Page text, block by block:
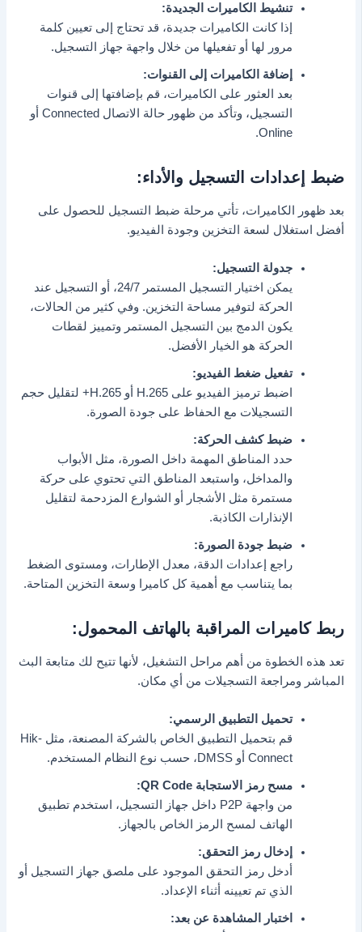
تنشيط الكاميرات الجديدة:
إذا كانت الكاميرات جديدة، قد تحتاج إلى تعيين كلمة
مرور لها أو تفعيلها من خلال واجهة جهاز التسجيل.
إضافة الكاميرات إلى القنوات:
بعد العثور على الكاميرات، قم بإضافتها إلى قنوات
التسجيل، وتأكد من ظهور حالة الاتصال Connected أو
Online.
ضبط إعدادات التسجيل والأداء:
بعد ظهور الكاميرات، تأتي مرحلة ضبط التسجيل للحصول على
أفضل استغلال لسعة التخزين وجودة الفيديو.
جدولة التسجيل:
يمكن اختيار التسجيل المستمر 24/7، أو التسجيل عند
الحركة لتوفير مساحة التخزين. وفي كثير من الحالات،
يكون الدمج بين التسجيل المستمر وتمييز لقطات
الحركة هو الخيار الأفضل.
تفعيل ضغط الفيديو:
اضبط ترميز الفيديو على H.265 أو H.265+ لتقليل حجم
التسجيلات مع الحفاظ على جودة الصورة.
ضبط كشف الحركة:
حدد المناطق المهمة داخل الصورة، مثل الأبواب
والمداخل، واستبعد المناطق التي تحتوي على حركة
مستمرة مثل الأشجار أو الشوارع المزدحمة لتقليل
الإنذارات الكاذبة.
ضبط جودة الصورة:
راجع إعدادات الدقة، معدل الإطارات، ومستوى الضغط
بما يتناسب مع أهمية كل كاميرا وسعة التخزين المتاحة.
ربط كاميرات المراقبة بالهاتف المحمول:
تعد هذه الخطوة من أهم مراحل التشغيل، لأنها تتيح لك متابعة البث
المباشر ومراجعة التسجيلات من أي مكان.
تحميل التطبيق الرسمي:
قم بتحميل التطبيق الخاص بالشركة المصنعة، مثل Hik-
Connect أو DMSS، حسب نوع النظام المستخدم.
مسح رمز الاستجابة QR Code:
من واجهة P2P داخل جهاز التسجيل، استخدم تطبيق
الهاتف لمسح الرمز الخاص بالجهاز.
إدخال رمز التحقق:
أدخل رمز التحقق الموجود على ملصق جهاز التسجيل أو
الذي تم تعيينه أثناء الإعداد.
اختبار المشاهدة عن بعد: